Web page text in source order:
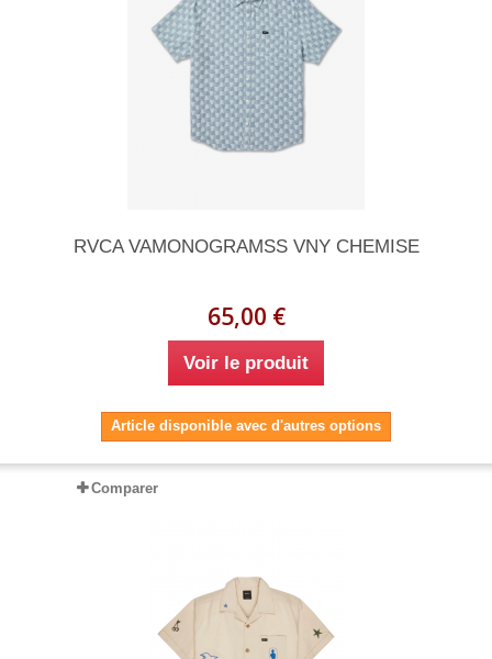
RVCA VAMONOGRAMSS VNY CHEMISE
65,00 €
Voir le produit
Article disponible avec d'autres options
Comparer